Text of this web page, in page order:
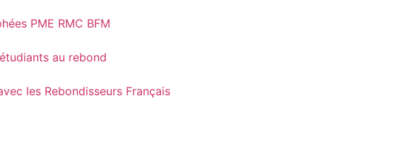
PME RMC BFM
au rebond
les Rebondisseurs Français